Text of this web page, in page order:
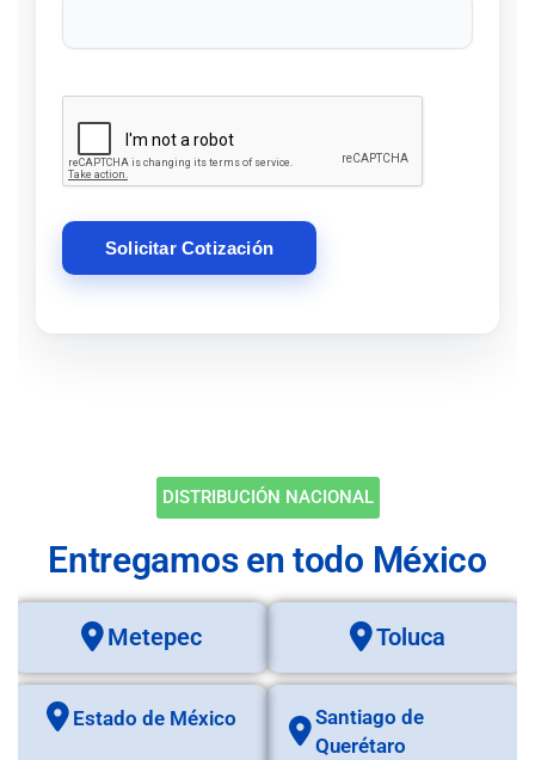
DISTRIBUCIÓN NACIONAL
Entregamos en todo México
Metepec Toluca
Estado de México
Santiago de
Querétaro